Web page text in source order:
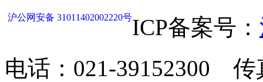
沪公网安备 31011402002220号ICP备案号：
电话：021-39152300